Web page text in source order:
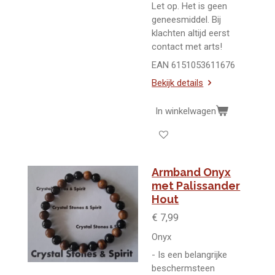
Let op. Het is geen
geneesmiddel. Bij
klachten altijd eerst
contact met arts!
EAN 6151053611676
Bekijk details
In winkelwagen
Armband Onyx
met Palissander
Hout
€ 7,99
Onyx
- Is een belangrijke
beschermsteen